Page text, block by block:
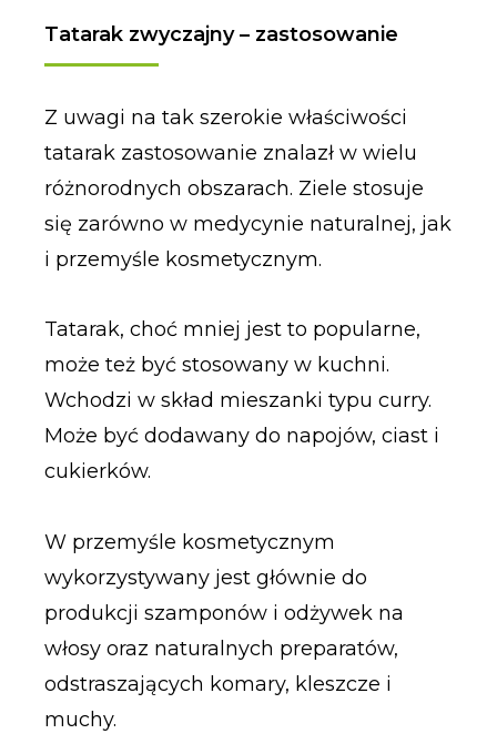
Tatarak zwyczajny – zastosowanie
Z uwagi na tak szerokie właściwości
tatarak zastosowanie znalazł w wielu
różnorodnych obszarach. Ziele stosuje
się zarówno w medycynie naturalnej, jak
i przemyśle kosmetycznym.
Tatarak, choć mniej jest to popularne,
może też być stosowany w kuchni.
Wchodzi w skład mieszanki typu curry.
Może być dodawany do napojów, ciast i
cukierków.
W przemyśle kosmetycznym
wykorzystywany jest głównie do
produkcji szamponów i odżywek na
włosy oraz naturalnych preparatów,
odstraszających komary, kleszcze i
muchy.